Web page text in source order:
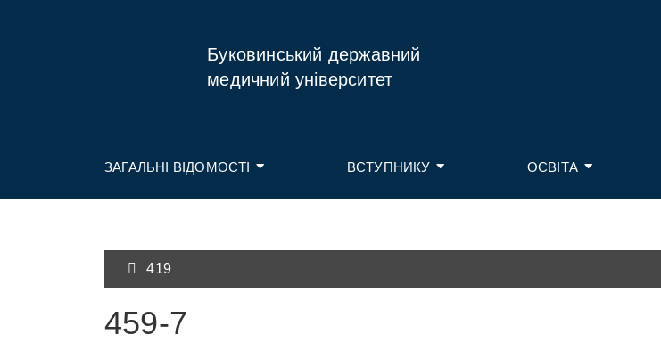
Буковинський державний
медичний університет
ЗАГАЛЬНІ ВІДОМОСТІ ВСТУПНИКУ ОСВІТА
419
459-7